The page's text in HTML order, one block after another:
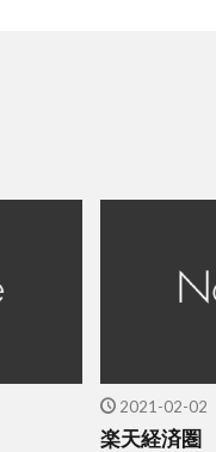
2021-02-02
楽天経済圏